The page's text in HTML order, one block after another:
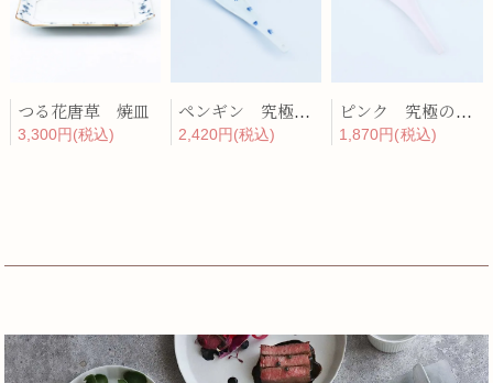
つる花唐草 焼皿
3,300円(税込)
ペンギン 究極のレンゲ
2,420円(税込)
ピンク 究極のレンゲ
1,870円(税込)